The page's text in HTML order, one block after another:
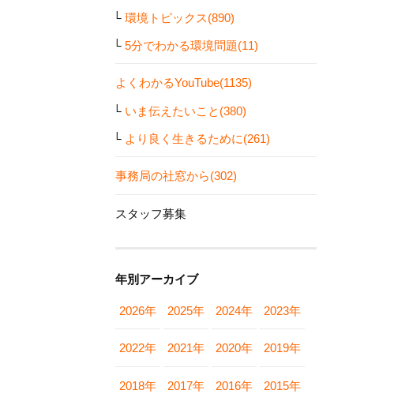
環境トピックス(890)
5分でわかる環境問題(11)
よくわかるYouTube(1135)
いま伝えたいこと(380)
より良く生きるために(261)
事務局の社窓から(302)
スタッフ募集
年別アーカイブ
2026年 2025年 2024年 2023年
2022年 2021年 2020年 2019年
2018年 2017年 2016年 2015年